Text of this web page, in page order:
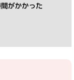
間がかかった